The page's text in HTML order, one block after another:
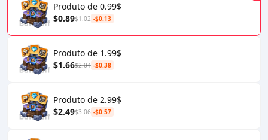
Produto de 0.99$
$0.89$1.02 -$0.13
Produto de 1.99$
$1.66$2.04 -$0.38
Produto de 2.99$
$2.49$3.06 -$0.57